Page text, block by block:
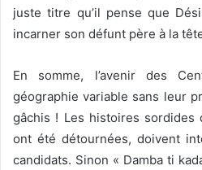
juste titre qu’il pense que
incarner son défunt père à la
En somme, l’avenir des
géographie variable sans leur
gâchis ! Les histoires sordides
ont été détournées, doivent
candidats. Sinon « Damba ti